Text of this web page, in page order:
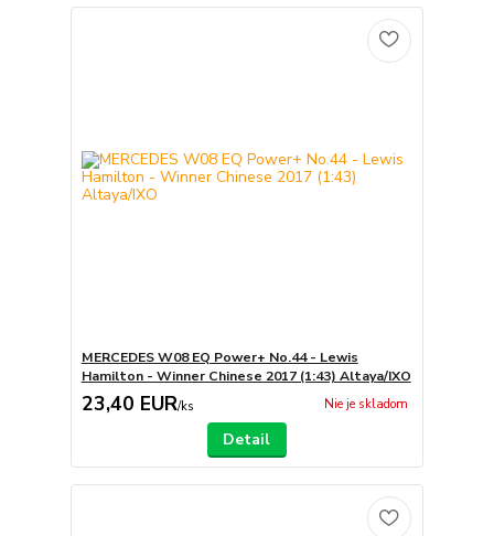
MERCEDES W08 EQ Power+ No.44 - Lewis
Hamilton - Winner Chinese 2017 (1:43) Altaya/IXO
23,40 EUR/ks Nie je skladom
Detail